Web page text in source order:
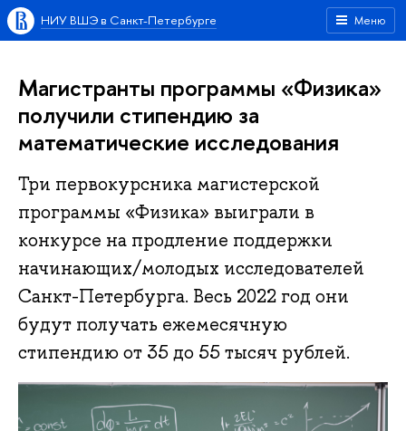
Меню
НИУ ВШЭ в Санкт-Петербурге
Магистранты программы «Физика»
получили стипендию за
математические исследования
Три первокурсника магистерской
программы «Физика» выиграли в
конкурсе на продление поддержки
начинающих/молодых исследователей
Санкт-Петербурга. Весь 2022 год они
будут получать ежемесячную
стипендию от 35 до 55 тысяч рублей.